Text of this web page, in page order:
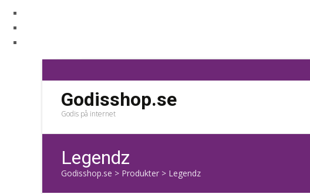
Godisshop.se
Godis på internet
Legendz
Godisshop.se > Produkter > Legendz